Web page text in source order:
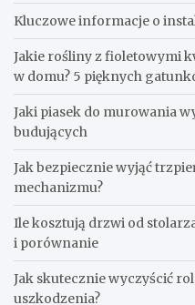
Kluczowe informacje o
Jakie rośliny z fioletowymi
w domu? 5 pięknych
Jaki piasek do murowania
budujących
Jak bezpiecznie wyjąć
mechanizmu?
Ile kosztują drzwi od
i porównanie
Jak skutecznie wyczyścić
uszkodzenia?